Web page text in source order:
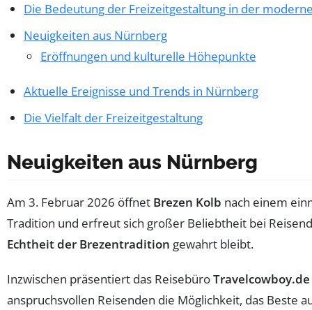
Die Bedeutung der Freizeitgestaltung in der
Neuigkeiten aus Nürnberg
Eröffnungen und kulturelle Höhepunkte
Aktuelle Ereignisse und Trends in Nürnberg
Die Vielfalt der Freizeitgestaltung
Neuigkeiten aus Nürnberg
Am 3. Februar 2026 öffnet Brezen Kolb nach einem
Tradition und erfreut sich großer Beliebtheit bei
Echtheit der Brezentradition gewahrt bleibt.
Inzwischen präsentiert das ReisebüroTravelcowboy.de
anspruchsvollen Reisenden die Möglichkeit, das Beste